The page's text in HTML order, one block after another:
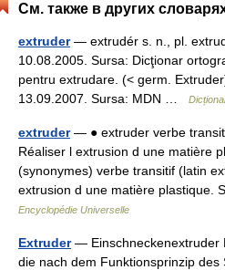
См. также в других
extruder— extrudér s. n., pl.
10.08.2005. Sursa: Dicţionar
pentru extrudare. (< germ.
13.09.2007. Sursa: MDN …
extruder— ● extruder verbe
Réaliser l extrusion d une matière
(synonymes) verbe transitif (latin
extrusion d une matière plastique.
Encyclopédie Universelle
Extruder— Einschneckenextruder
die nach dem Funktionsprinzip